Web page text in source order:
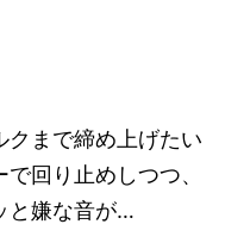
クまで締め上げたい
回り止めしつつ、
と嫌な音が…